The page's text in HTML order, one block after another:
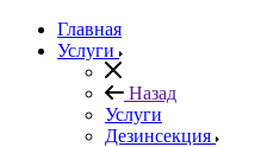
Главная
Услуги
Назад
Услуги
Дезинсекция